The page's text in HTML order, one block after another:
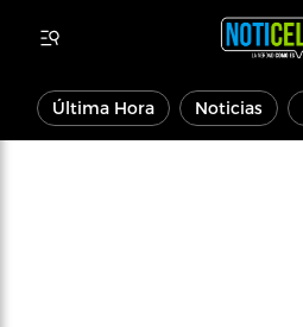
Última Hora Noticias